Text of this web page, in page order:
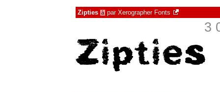
Zipties à par Xerographer Fonts
3